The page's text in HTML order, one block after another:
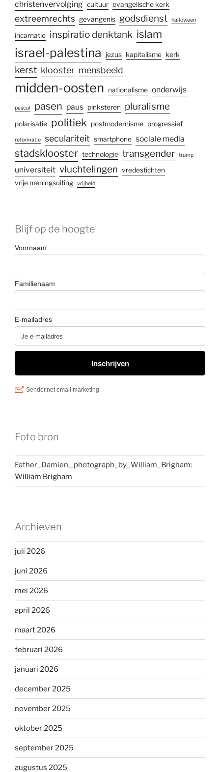
christenvervolging cultuur evangelische kerk
extreemrechts gevangenis godsdienst halloween
incarnatie inspiratio denktank islam
israel-palestina jezus kapitalisme kerk
kerst klooster mensbeeld
midden-oosten nationalisme onderwijs
pascal pasen paus pinksteren pluralisme
polarisatie politiek postmodernisme progressief
reformatie seculariteit smartphone sociale media
stadsklooster technologie transgender trump
universiteit vluchtelingen vredestichten
vrije meningsuiting
vrijheid
Blijf op de hoogte
Foto bron
Father_Damien,_photograph_by_William_Brigham:
William Brigham
Archieven
juli 2026
juni 2026
mei 2026
april 2026
maart 2026
februari 2026
januari 2026
december 2025
november 2025
oktober 2025
september 2025
augustus 2025